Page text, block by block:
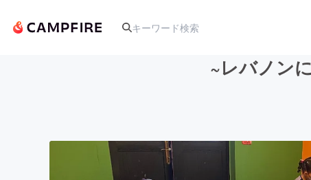
アート・写真
~レバノン